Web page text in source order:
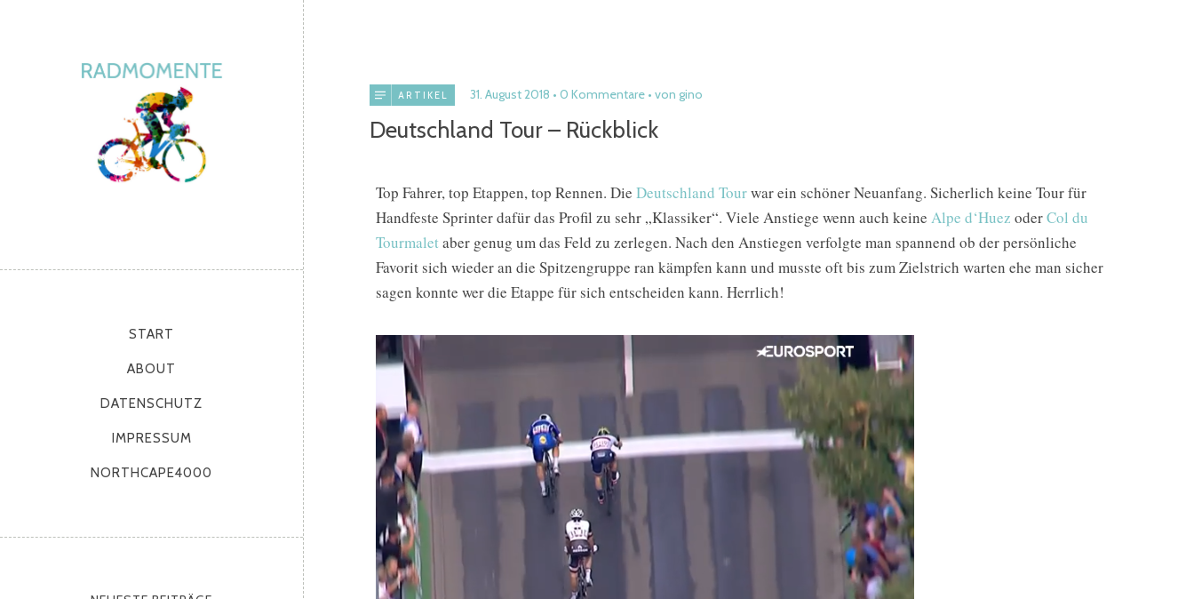
START
ABOUT
DATENSCHUTZ
IMPRESSUM
NORTHCAPE4000
ARTIKEL 31. August 2018 0 Kommentare von gino
Deutschland Tour – Rückblick
Top Fahrer, top Etappen, top Rennen. Die Deutschland Tourwar ein schöner Neuanfang. Sicherlich keine Tour für
Handfeste Sprinter dafür das Profil zu sehr „Klassiker“. Viele Anstiege wenn auch keine Alpe d‘Huez oderCol du
Tourmaletaber genug um das Feld zu zerlegen. Nach den Anstiegen verfolgte man spannend ob der persönliche
Favorit sich wieder an die Spitzengruppe ran kämpfen kann und musste oft bis zum Zielstrich warten ehe man sicher
sagen konnte wer die Etappe für sich entscheiden kann. Herrlich!